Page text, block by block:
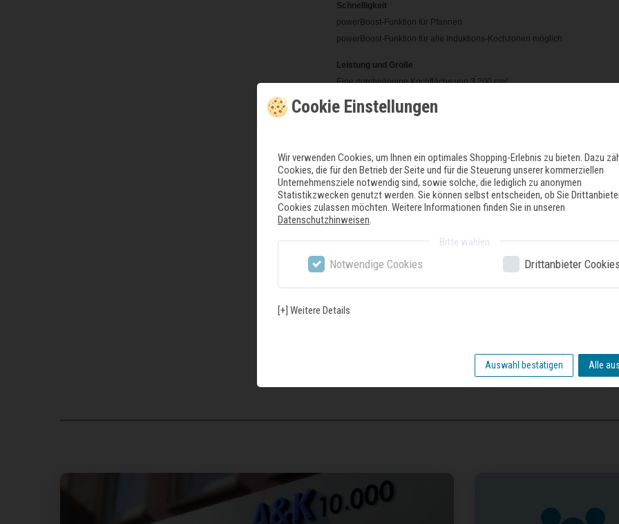
Schnelligkeit
powerBoost-Funktion für Pfannen
powerBoost-Funktion für alle Induktions-Kochzonen möglich
Leistung und Größe
Eine durchgängige Kochfläche von 3.200 cm²
Maße
Anschlusskabel (1,5 m)
Min. Arbeitsplattenstärke: 30 mm
Anschlusswert: 7,4 kW
Anschlusskabel beiliegend
Zuletzt gesehene Produkte
Cookie Einstellungen
Wir verwenden Cookies, um Ihnen ein optimales Shopping-Erlebnis zu bieten. Dazu
Cookies, die für den Betrieb der Seite und für die Steuerung unserer kommerziellen
Unternehmensziele notwendig sind, sowie solche, die lediglich zu anonymen
Statistikzwecken genutzt werden. Sie können selbst entscheiden, ob Sie
Cookies zulassen möchten. Weitere Informationen finden Sie in unseren
Datenschutzhinweisen.
Bitte wählen
Notwendige Cookies Drittanbieter Cookies
[+] Weitere Details
Auswahl bestätigen Alle